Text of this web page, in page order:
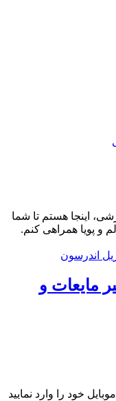
اینجا هستم تا شما
و پویا همراهی کنم.
مایعات و
خود را وارد نمایید